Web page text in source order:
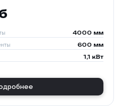
4000 мм
600 мм
1,1 кВт